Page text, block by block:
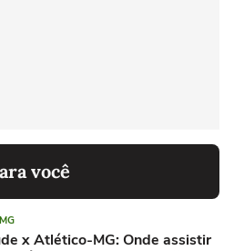
você
x Atlético-MG: Onde assistir